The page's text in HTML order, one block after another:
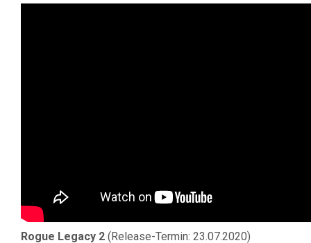
Rogue Legacy 2 (Release-Termin: 23.07.2020)